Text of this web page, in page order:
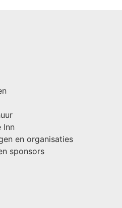
Inn
en organisaties
sponsors